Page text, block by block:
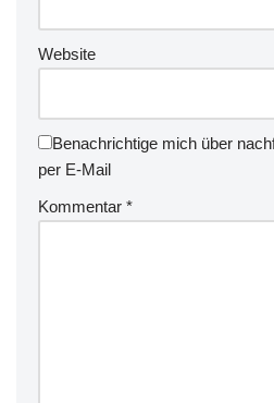
Website
Benachrichtige mich über
per E-Mail
Kommentar *